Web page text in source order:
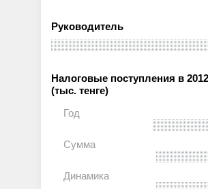
Руководитель
Налоговые поступления в
(тыс. тенге)